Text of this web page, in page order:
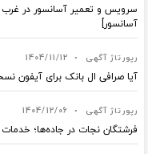
سرویس و تعمیر آسانسور در
آسانسور]
رپورتاژ آگهی •
1404/11/12
آیا صرافی ال بانک برای آیفون
رپورتاژ آگهی •
1404/12/06
فرشتگان نجات در جاده‌ها؛ خدمات ۲۴ ساعته امداد خودرو سمنان